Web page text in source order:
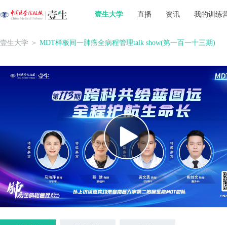
壹生大学 直播 资讯 我的训练
壹生大学 ＞ MDT样板间一肺癌全病程管理talk show(第一百一十三期)